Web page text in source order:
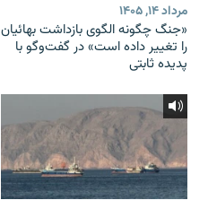
مرداد ۱۴, ۱۴۰۵
«جنگ چگونه الگوی بازداشت بهائیان
را تغییر داده است» در گفت‌وگو با
پدیده ثابتی